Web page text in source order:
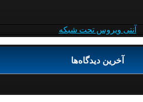
آنتی ویروس تحت شبکه
آخرین دیدگاه‌ها